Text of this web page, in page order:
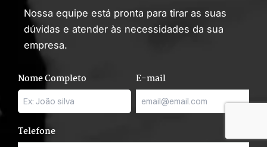
Nossa equipe está pronta para tirar as suas
dúvidas e atender às necessidades da sua
empresa.
Nome Completo E-mail
Telefone